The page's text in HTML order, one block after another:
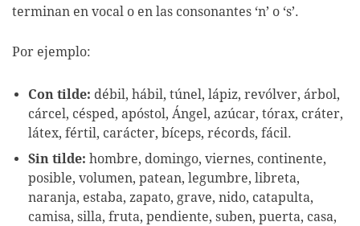
terminan en vocal o en las consonantes ‘n’ o ‘s’.
Por ejemplo:
Con tilde: débil, hábil, túnel, lápiz, revólver, árbol,
cárcel, césped, apóstol, Ángel, azúcar, tórax, cráter,
látex, fértil, carácter, bíceps, récords, fácil.
Sin tilde: hombre, domingo, viernes, continente,
posible, volumen, patean, legumbre, libreta,
naranja, estaba, zapato, grave, nido, catapulta,
camisa, silla, fruta, pendiente, suben, puerta, casa,